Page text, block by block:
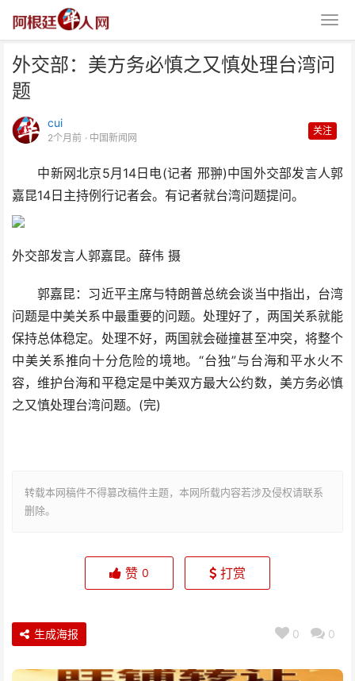
外交部：美方务必慎之又慎处理台湾问
题
cui
2个月前 · 中国新闻网
关注
中新网北京5月14日电(记者 邢翀)中国外交部发言人郭
嘉昆14日主持例行记者会。有记者就台湾问题提问。
外交部发言人郭嘉昆。薛伟 摄
郭嘉昆：习近平主席与特朗普总统会谈当中指出，台湾
问题是中美关系中最重要的问题。处理好了，两国关系就能
保持总体稳定。处理不好，两国就会碰撞甚至冲突，将整个
中美关系推向十分危险的境地。“台独”与台海和平水火不
容，维护台海和平稳定是中美双方最大公约数，美方务必慎
之又慎处理台湾问题。(完)
转载本网稿件不得篡改稿件主题，本网所载内容若涉及侵权请联系
删除。
外交部：美方务必慎之又慎处理台
赞 0 打赏
0 0
生成海报